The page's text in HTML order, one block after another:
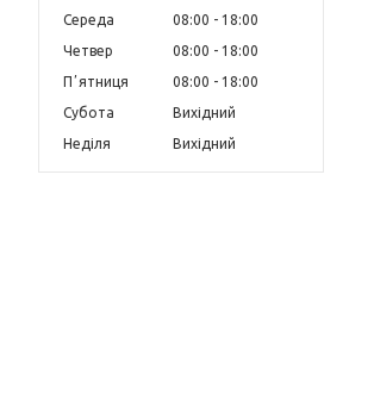
Середа
08:00
18:00
Четвер
08:00
18:00
Пʼятниця
08:00
18:00
Субота
Вихідний
Неділя
Вихідний